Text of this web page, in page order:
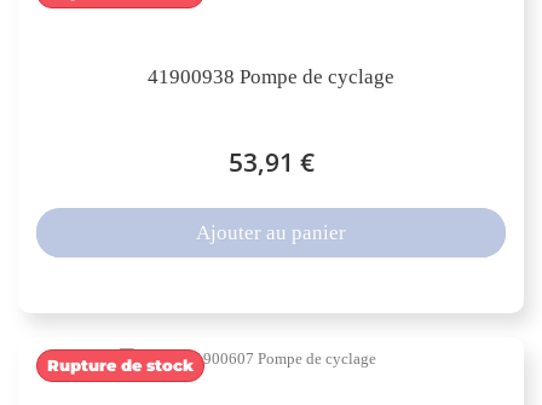
41900938 Pompe de cyclage
53,91 €
Ajouter au panier
Rupture de stock